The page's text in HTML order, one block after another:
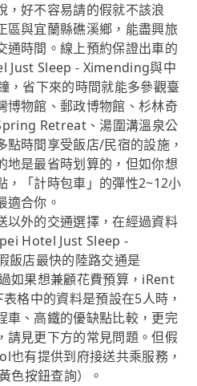
，好不容易請的假就不該浪
區與宜蘭縣礁溪鄉，能盡興旅
通時間。線上預約保證出車的
Just Sleep - Ximending與中
，省下來的時間就能多參觀臺
博物館、郵政博物館、杉林奇
Retreat、湯圍溝溫泉公
時間享受飯店/民宿的設施，
地是最省時划算的，但如你想
，「計時包車」的彈性2~12小
適合你。
以外的交通選擇，在經過資料
Hotel Just Sleep -
飯店最快的陸路交通是
如果想兼顧花費預算，iRent
格中的資料是預設在5人時，
車、高鐵的優缺點比較，更完
請見更下方的常見問題。但假
有提供到府接送共乘服務，
色按鈕查詢）。